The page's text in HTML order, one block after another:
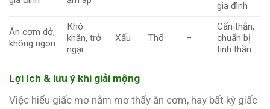
gia đình
Ăn cơm dở,
không ngon
Khó
khăn, trở
ngại
Xấu Thổ –
Cẩn thận,
chuẩn bị
tinh thần
Lợi ích & lưu ý khi giải mộng
Việc hiểu giấc mơ nằm mơ thấy ăn cơm, hay bất kỳ giấc